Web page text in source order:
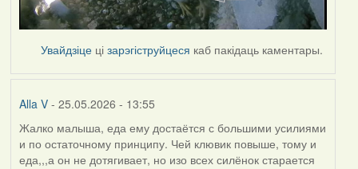
Увайдзіце цізарэгіструйцеся каб пакідаць каментары.
Alla V- 25.05.2026 - 13:55
Жалко малыша, еда ему достаётся с большими усилиями
и по остаточному принципу. Чей клювик повыше, тому и
еда,,,а он не дотягивает, но изо всех силёнок старается